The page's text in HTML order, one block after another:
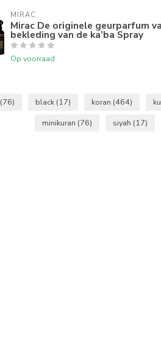
MIRAC
Mirac De originele geurparfum
bekleding van de ka’ba Spray
Op voorraad
(76) black (17) koran (464)
minikuran (76) siyah (17)